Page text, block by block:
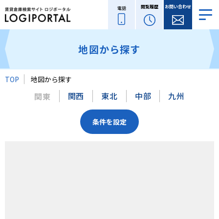
電話 閲覧履歴 お問い合わせ
地図から探す
TOP 地図から探す
関東 関西 東北 中部 九州
条件を設定